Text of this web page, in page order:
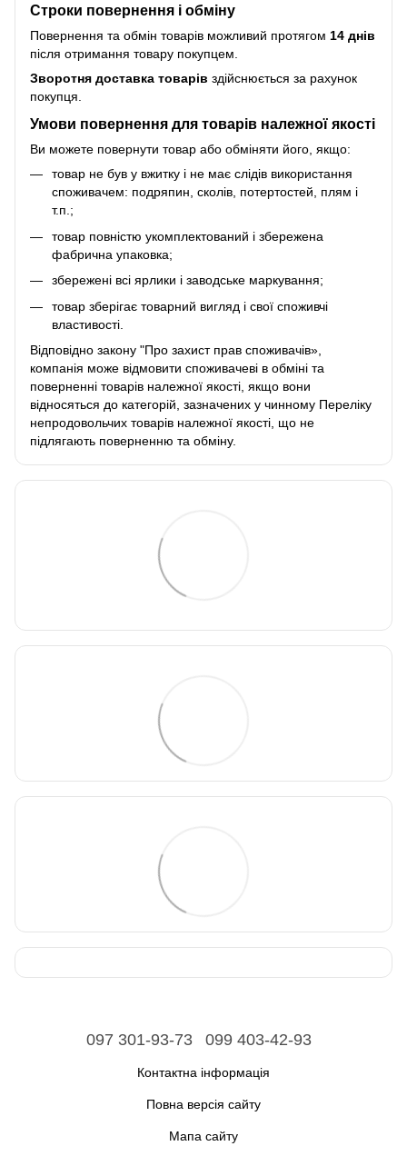
Строки повернення і обміну
Повернення та обмін товарів можливий протягом 14 днів
після отримання товару покупцем.
Зворотня доставка товарів здійснюється за рахунок
покупця.
Умови повернення для товарів належної якості
Ви можете повернути товар або обміняти його, якщо:
товар не був у вжитку і не має слідів використання
споживачем: подряпин, сколів, потертостей, плям і
т.п.;
товар повністю укомплектований і збережена
фабрична упаковка;
збережені всі ярлики і заводське маркування;
товар зберігає товарний вигляд і свої споживчі
властивості.
Відповідно закону "Про захист прав споживачів»
компанія може відмовити споживачеві в обміні та
поверненні товарів належної якості, якщо вони
відносяться до категорій, зазначених у чинному Переліку
непродовольчих товарів належної якості, що не
підлягають поверненню та обміну.
097 301-93-73 099 403-42-93
Контактна інформація
Повна версія сайту
Мапа сайту